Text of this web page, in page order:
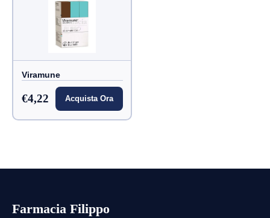
Viramune
€4,22 Acquista Ora
Farmacia Filippo